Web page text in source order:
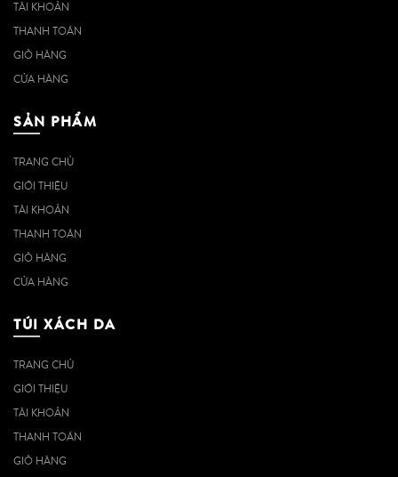
TÀI KHOẢN
THANH TOÁN
GIỎ HÀNG
CỬA HÀNG
SẢN PHẨM
TRANG CHỦ
GIỚI THIỆU
TÀI KHOẢN
THANH TOÁN
GIỎ HÀNG
CỬA HÀNG
TÚI XÁCH DA
TRANG CHỦ
GIỚI THIỆU
TÀI KHOẢN
THANH TOÁN
GIỎ HÀNG